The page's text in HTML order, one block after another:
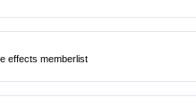
effects memberlist